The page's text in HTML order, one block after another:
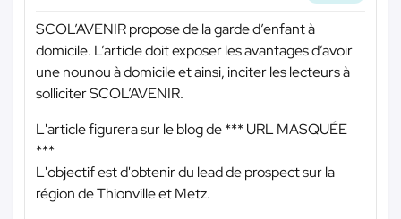
SCOL’AVENIR propose de la garde d’enfant à
domicile. L’article doit exposer les avantages d’avoir
une nounou à domicile et ainsi, inciter les lecteurs à
solliciter SCOL’AVENIR.
L'article figurera sur le blog de*** URL MASQUÉE
***
L'objectif est d'obtenir du lead de prospect sur la
région de Thionville et Metz.